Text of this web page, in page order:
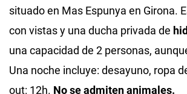
situado en Mas Espunya en Girona.
con vistas y una ducha privada de
una capacidad de 2 personas,
Una noche incluye: desayuno, ropa
out: 12h. No se admiten animales.